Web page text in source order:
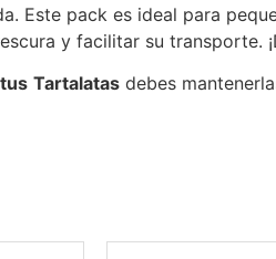
Este pack es ideal para
y facilitar su transporte.
Tartalatas debes